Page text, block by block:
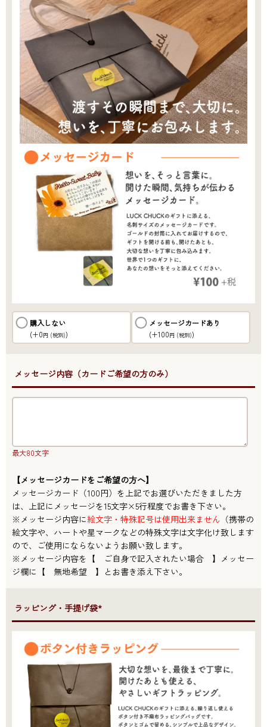
購入しない
(+0円 (税別))
メッセージカードあり
(+100円 (税別))
●メッセージ内容（カードご希望の方のみ）
最大80文字
【メッセージカードをご希望の方へ】
メッセージカード（100円）を上記でお選びいただきました方
は、上記にメッセージを15文字×5行程度でお書き下さい。
※メッセージ内容に絵文字・特殊記号は使用出来ません （携帯の
絵文字や、ハートや星マークなどの特殊文字は文字化け致します
ので、ご使用にならないようお願い致します。
※メッセージ内容を【 ご自身で記入されたい場合 】メッセー
ジ欄に【 無地希望 】とお書き添え下さい。
●ラッピング・手提げ袋*